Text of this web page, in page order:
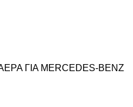
ΓΙΑ MERCEDES-BENZ